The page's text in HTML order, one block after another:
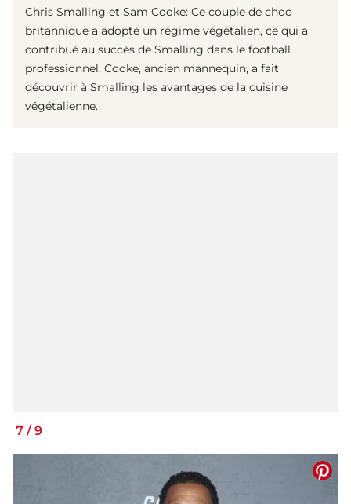
Chris Smalling et Sam Cooke: Ce couple de choc
britannique a adopté un régime végétalien, ce qui a
contribué au succès de Smalling dans le football
professionnel. Cooke, ancien mannequin, a fait
découvrir à Smalling les avantages de la cuisine
végétalienne.
7 /9